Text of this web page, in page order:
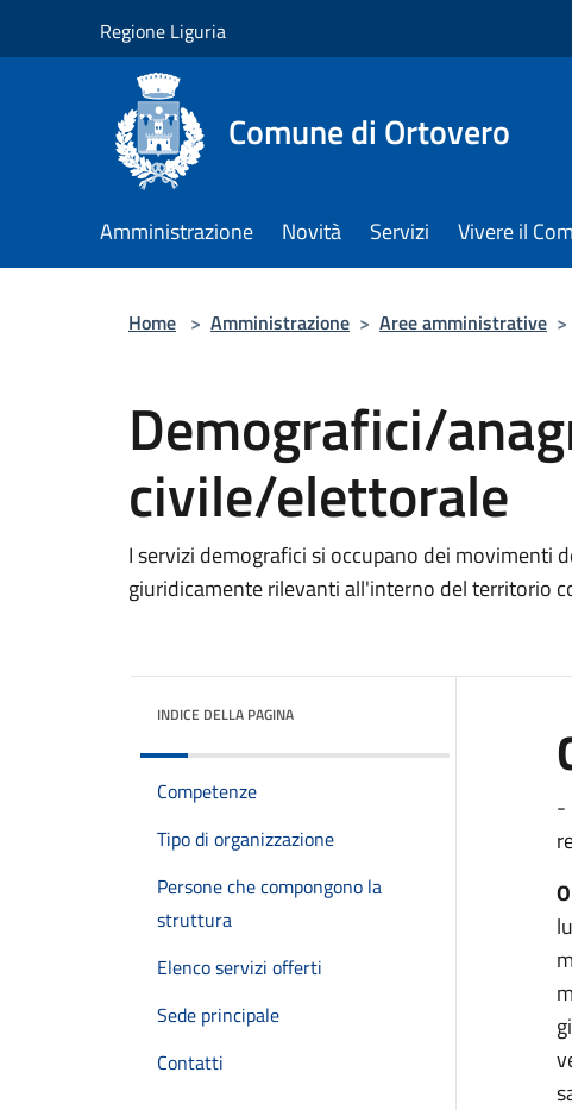
Regione Liguria
Comune di Ortovero
Amministrazione Novità Servizi Vivere il
Home > Amministrazione > Aree amministrative >
Demografici/
civile/elettorale
I servizi demografici si occupano dei movimenti
giuridicamente rilevanti all'interno del territorio
INDICE DELLA PAGINA
Competenze
Tipo di organizzazione
Persone che compongono la
struttura
Elenco servizi offerti
Sede principale
Contatti
-